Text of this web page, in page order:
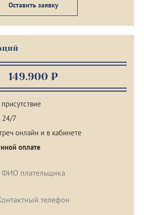
Оставить заявку
149.900 ₽
24/7
онлайн и в кабинете
оплате